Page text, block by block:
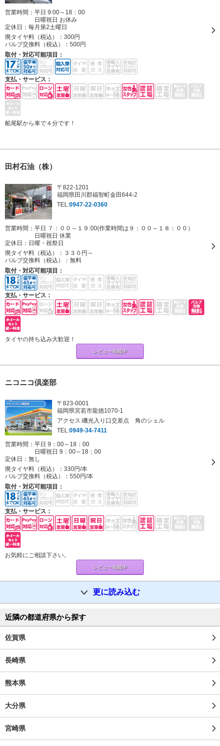
営業時間：平日 9:00～18：00
日曜祝日 お休み
定休日： 毎月第2土曜日
廃タイヤ料（税込）： 300円
バルブ交換料（税込）： 500円
取付・対応可能項目：
支払・サービス：
船尾駅から車で４分です！
田村石油（株）
〒822-1201
福岡県田川郡福智町金田644-2
TEL:0947-22-0360
営業時間：平日 ７：００～１９:00(作業時間は９：００～１８：００）
日曜祝日 休業
定休日： 日曜・祝祭日
廃タイヤ料（税込）： ３３０円～
バルブ交換料（税込）： 無料
取付・対応可能項目：
支払・サービス：
タイヤの持ち込み大歓迎！
レビュー掲載中
ニコニコ倶楽部
〒823-0001
福岡県宮若市龍徳1070-1
アクセス:磯光入り口交差点 角のシェル
TEL:0949-34-7411
営業時間：平日 9：00～18：00
日曜祝日 9：00～18：00
定休日： 無し
廃タイヤ料（税込）： 330円/本
バルブ交換料（税込）： 550円/本
取付・対応可能項目：
支払・サービス：
お気軽にご相談下さい。
レビュー掲載中
更に読み込む
近隣の都道府県から探す
佐賀県
長崎県
熊本県
大分県
宮崎県